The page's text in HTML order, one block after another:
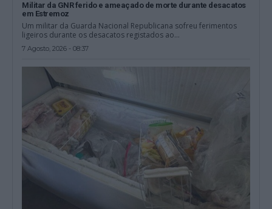
Militar da GNR ferido e ameaçado de morte durante desacatos
em Estremoz
Um militar da Guarda Nacional Republicana sofreu ferimentos
ligeiros durante os desacatos registados ao...
7 Agosto, 2026 - 08:37